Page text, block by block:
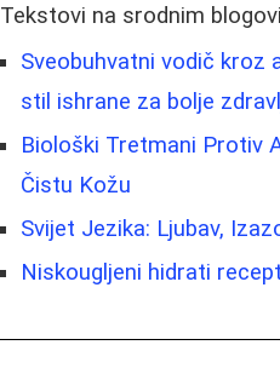
Tekstovi na srodnim
Sveobuhvatni vodič kroz
stil ishrane za bolje
Biološki Tretmani Protiv
Čistu Kožu
Svijet Jezika: Ljubav,
Niskougljeni hidrati